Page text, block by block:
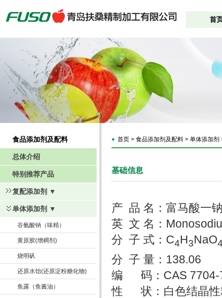
首
食品添加剂及配料
总体介绍
特别推荐产品
复配添加剂 ▼
单体添加剂 ▼
谷氨酸钠（味精）
黄原胶(增稠剂)
烧明矾
还原水饴(还原淀粉糖化物)
鱼露（鱼酱油）
首页 > 食品添加剂及配料 > 单体添加剂
基础信息
产 品 名：富马酸一
英 文 名：
分 子 式：C4H3NaO
分 子 量：138.06
编 码：CAS 7704-
性 状：白色结晶性